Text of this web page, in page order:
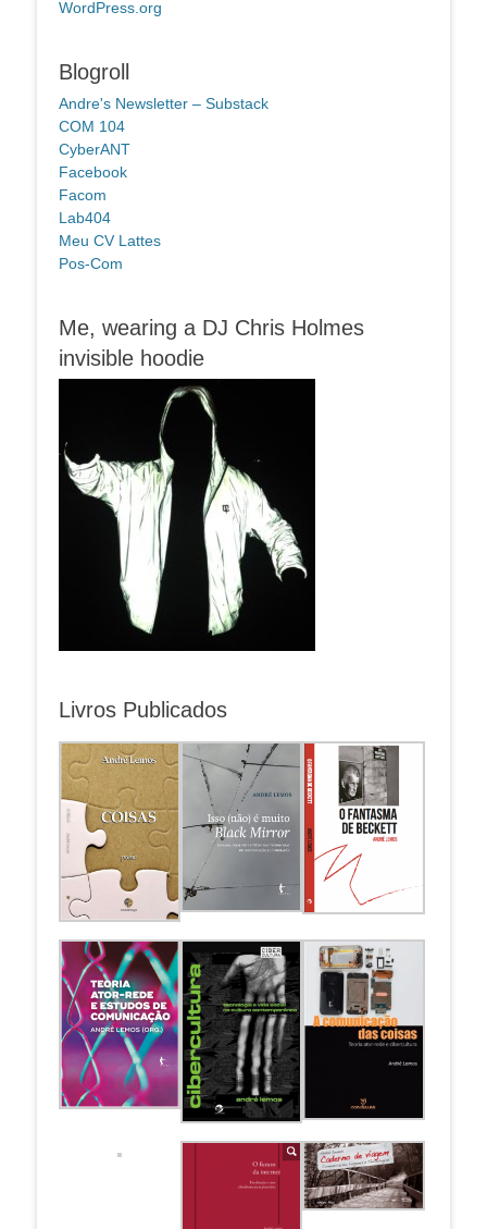
WordPress.org
Blogroll
Andre's Newsletter – Substack
COM 104
CyberANT
Facebook
Facom
Lab404
Meu CV Lattes
Pos-Com
Me, wearing a DJ Chris Holmes
invisible hoodie
Livros Publicados